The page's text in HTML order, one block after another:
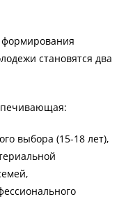
становятся два
выбора (15-18 лет),